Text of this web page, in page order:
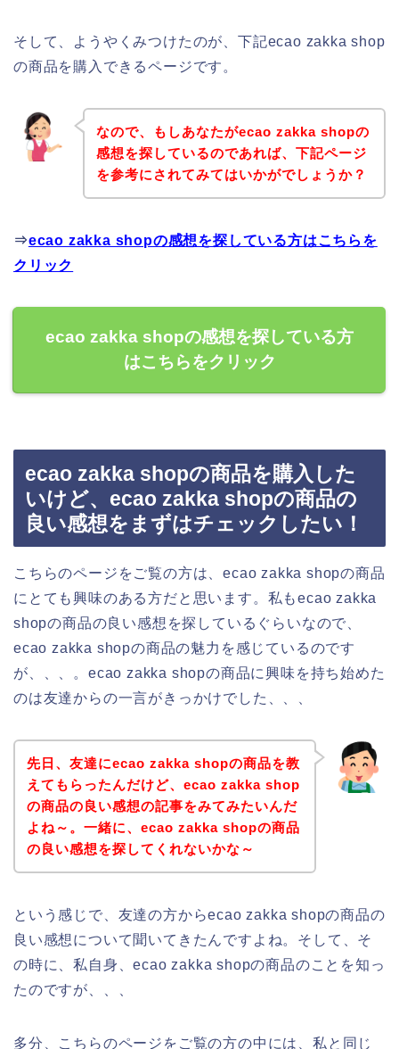
そして、ようやくみつけたのが、下記ecao zakka shop
の商品を購入できるページです。
なので、もしあなたがecao zakka shopの
感想を探しているのであれば、下記ページ
を参考にされてみてはいかがでしょうか？
⇒ecao zakka shopの感想を探している方はこちらを
クリック
ecao zakka shopの感想を探している方
はこちらをクリック
ecao zakka shopの商品を購入した
いけど、ecao zakka shopの商品の
良い感想をまずはチェックしたい！
こちらのページをご覧の方は、ecao zakka shopの商品
にとても興味のある方だと思います。私もecao zakka
shopの商品の良い感想を探しているぐらいなので、
ecao zakka shopの商品の魅力を感じているのです
が、、、。ecao zakka shopの商品に興味を持ち始めた
のは友達からの一言がきっかけでした、、、
先日、友達にecao zakka shopの商品を教
えてもらったんだけど、ecao zakka shop
の商品の良い感想の記事をみてみたいんだ
よね～。一緒に、ecao zakka shopの商品
の良い感想を探してくれないかな～
という感じで、友達の方からecao zakka shopの商品の
良い感想について聞いてきたんですよね。そして、そ
の時に、私自身、ecao zakka shopの商品のことを知っ
たのですが、、、
多分、こちらのページをご覧の方の中には、私と同じ